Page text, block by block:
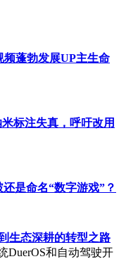
频蓬勃发展UP主生命
标注失真，呼吁改用
是命名“数字游戏”？
生态深耕的转型之路
DuerOS和自动驾驶开